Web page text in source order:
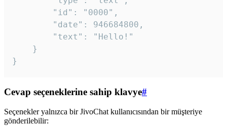
}
Cevap seçeneklerine sahip klavye#
Seçenekler yalnızca bir JivoChat kullanıcısından bir müşteriye
gönderilebilir: